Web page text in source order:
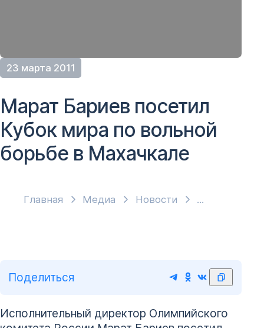
23 марта 2011
Главная Медиа Новости
Марат Бариев посетил
Кубок мира по вольной
борьбе в Махачкале
Поделиться
Исполнительный директор Олимпийского